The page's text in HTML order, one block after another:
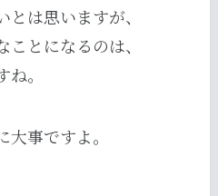
は思いますが、
とになるのは、
。
事ですよ。